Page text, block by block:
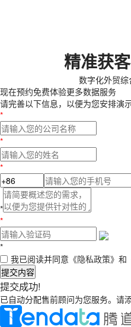
精准获
数字化外贸
现在预约免费体验更多数据服务
请完善以下信息，以便为您安排演
*
*
*
*
*
*
我已阅读并同意 《隐私政策》 和
提交内容
提交成功!
已自动分配售前顾问为您服务。请